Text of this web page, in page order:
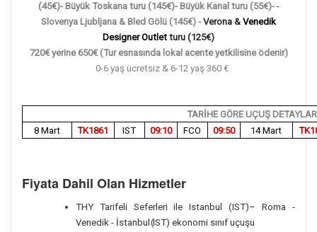
(45€)-Büyük Toskana turu (145€)- Büyük Kanal turu (55€)- -
Slovenya Ljubljana & Bled Gölü (145€) - Verona & Venedik
Designer Outlet turu (125€)
720€ yerine 650€ (Tur esnasında lokal acente yetkilisine ödenir)
0-6 yaş ücretsiz & 6-12 yaş 360 €
TARİHE GÖRE UÇUŞ
8 Mart
TK1861 IST 09:10 FCO 09:50 14 Mart
Fiyata Dahil Olan Hizmetler
THY Tarifeli Seferleri ile Istanbul (IST)– Roma -
Venedik - İstanbul (IST) ekonomi sınıf uçuşu